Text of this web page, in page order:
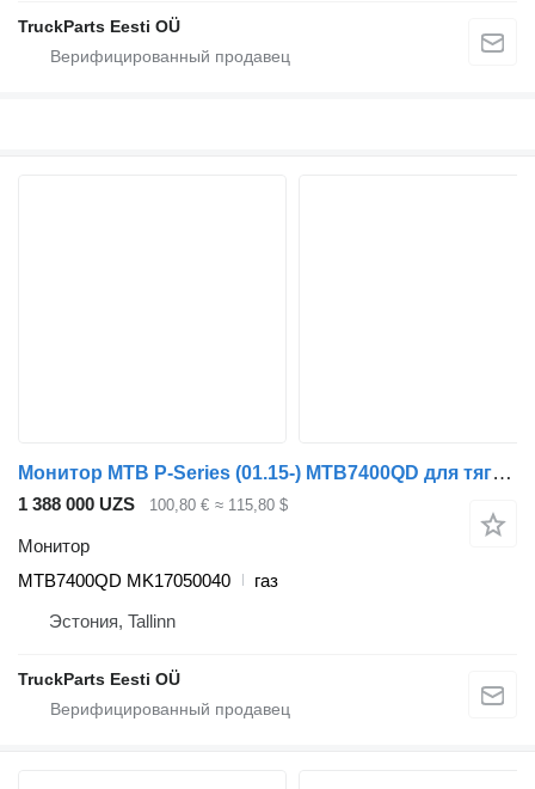
TruckParts Eesti OÜ
Монитор MTB P-Series (01.15-) MTB7400QD для тягача Scania P,G,R,T-series (2004-2017)
1 388 000 UZS 100,80 € ≈ 115,80 $
Монитор
MTB7400QD MK17050040
газ
Эстония, Tallinn
TruckParts Eesti OÜ